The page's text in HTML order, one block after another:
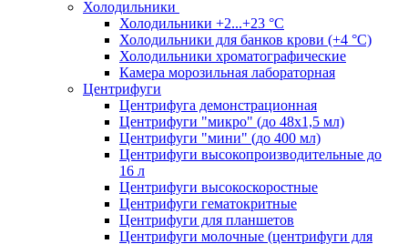
Холодильники
Холодильники +2...+23 °С
Холодильники для банков крови (+4 °С)
Холодильники хроматографические
Камера морозильная лабораторная
Центрифуги
Центрифуга демонстрационная
Центрифуги "микро" (до 48x1,5 мл)
Центрифуги "мини" (до 400 мл)
Центрифуги высокопроизводительные до
16 л
Центрифуги высокоскоростные
Центрифуги гематокритные
Центрифуги для планшетов
Центрифуги молочные (центрифуги для